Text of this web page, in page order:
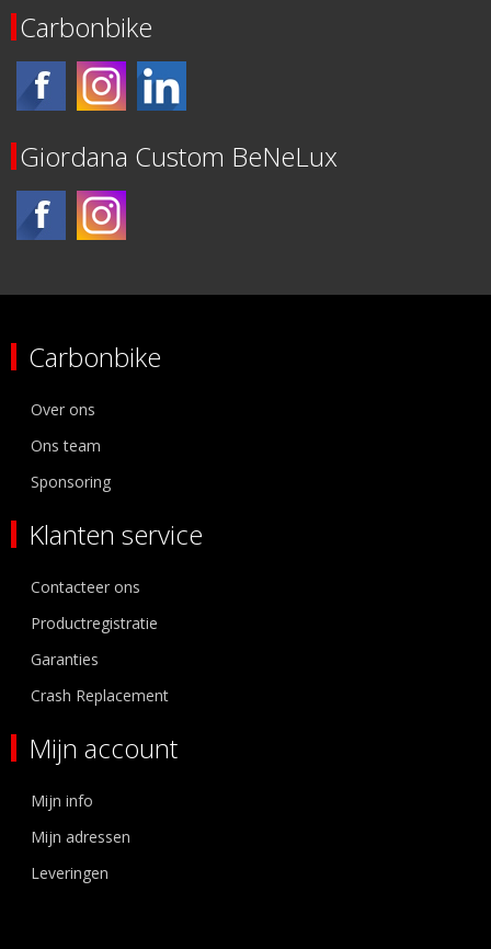
Carbonbike
Giordana Custom BeNeLux
Carbonbike
Over ons
Ons team
Sponsoring
Klanten service
Contacteer ons
Productregistratie
Garanties
Crash Replacement
Mijn account
Mijn info
Mijn adressen
Leveringen